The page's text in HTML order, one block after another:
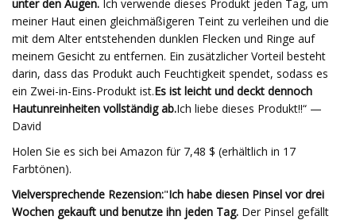
unter den Augen. Ich verwende dieses Produkt jeden Tag, um
meiner Haut einen gleichmäßigeren Teint zu verleihen und die
mit dem Alter entstehenden dunklen Flecken und Ringe auf
meinem Gesicht zu entfernen. Ein zusätzlicher Vorteil besteht
darin, dass das Produkt auch Feuchtigkeit spendet, sodass es
ein Zwei-in-Eins-Produkt ist.Es ist leicht und deckt dennoch
Hautunreinheiten vollständig ab.Ich liebe dieses Produkt!!“ —
David
Holen Sie es sich bei Amazon für 7,48 $ (erhältlich in 17
Farbtönen).
Vielversprechende Rezension:"Ich habe diesen Pinsel vor drei
Wochen gekauft und benutze ihn jeden Tag. Der Pinsel gefällt